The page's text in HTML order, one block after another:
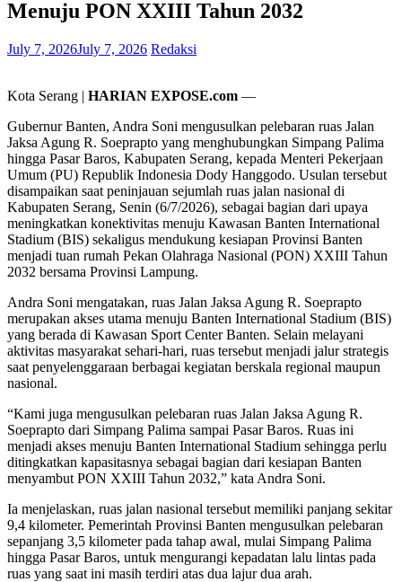
Menuju PON XXIII Tahun 2032
July 7, 2026July 7, 2026 Redaksi
Kota Serang | HARIAN EXPOSE.com —
Gubernur Banten, Andra Soni mengusulkan pelebaran ruas Jalan
Jaksa Agung R. Soeprapto yang menghubungkan Simpang Palima
hingga Pasar Baros, Kabupaten Serang, kepada Menteri Pekerjaan
Umum (PU) Republik Indonesia Dody Hanggodo. Usulan tersebut
disampaikan saat peninjauan sejumlah ruas jalan nasional di
Kabupaten Serang, Senin (6/7/2026), sebagai bagian dari upaya
meningkatkan konektivitas menuju Kawasan Banten International
Stadium (BIS) sekaligus mendukung kesiapan Provinsi Banten
menjadi tuan rumah Pekan Olahraga Nasional (PON) XXIII Tahun
2032 bersama Provinsi Lampung.
Andra Soni mengatakan, ruas Jalan Jaksa Agung R. Soeprapto
merupakan akses utama menuju Banten International Stadium (BIS)
yang berada di Kawasan Sport Center Banten. Selain melayani
aktivitas masyarakat sehari-hari, ruas tersebut menjadi jalur strategis
saat penyelenggaraan berbagai kegiatan berskala regional maupun
nasional.
“Kami juga mengusulkan pelebaran ruas Jalan Jaksa Agung R.
Soeprapto dari Simpang Palima sampai Pasar Baros. Ruas ini
menjadi akses menuju Banten International Stadium sehingga perlu
ditingkatkan kapasitasnya sebagai bagian dari kesiapan Banten
menyambut PON XXIII Tahun 2032,” kata Andra Soni.
Ia menjelaskan, ruas jalan nasional tersebut memiliki panjang sekitar
9,4 kilometer. Pemerintah Provinsi Banten mengusulkan pelebaran
sepanjang 3,5 kilometer pada tahap awal, mulai Simpang Palima
hingga Pasar Baros, untuk mengurangi kepadatan lalu lintas pada
ruas yang saat ini masih terdiri atas dua lajur dua arah.